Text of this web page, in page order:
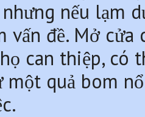
nếu lạm
vấn đề. Mở
can thiệp, có
một quả bom